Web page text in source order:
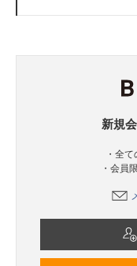
新規
・全
・会員